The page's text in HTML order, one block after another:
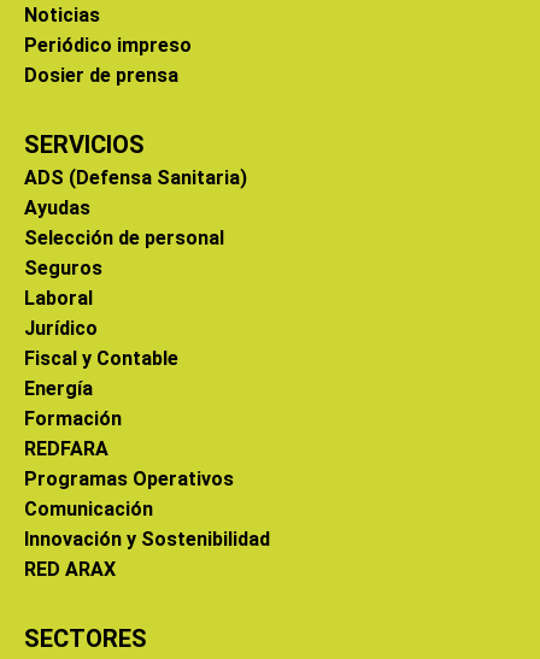
Noticias
Periódico impreso
Dosier de prensa
SERVICIOS
ADS (Defensa Sanitaria)
Ayudas
Selección de personal
Seguros
Laboral
Jurídico
Fiscal y Contable
Energía
Formación
REDFARA
Programas Operativos
Comunicación
Innovación y Sostenibilidad
RED ARAX
SECTORES